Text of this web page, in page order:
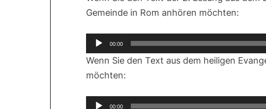
Gemeinde in Rom anhören möchten:
Audio-
Player
00:00
Wenn Sie den Text aus dem heiligen
möchten:
Audio-00:00